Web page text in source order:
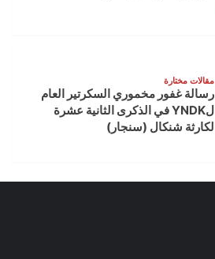
مقالات مختارة
رسالة غفور مخموري السكرتير العام
لYNDK في الذكرى الثانية عشرة
لكارثة شنكال (سنجار)